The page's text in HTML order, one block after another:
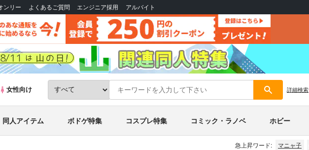
ンリー よくあるご質問 エンジニア採用 アルバイト
女性向け 詳細検索
同人アイテム ボドゲ特集 コスプレ特集 コミック・ラノベ ホビー
急上昇ワード: マニャ子